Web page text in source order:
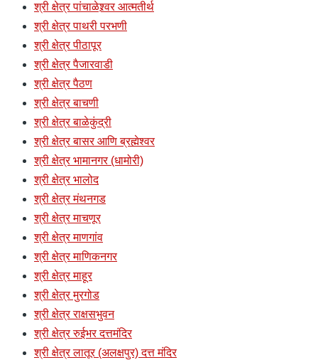
श्री क्षेत्र पांचाळेश्र्वर आत्मतीर्थ
श्री क्षेत्र पाथरी परभणी
श्री क्षेत्र पीठापूर
श्री क्षेत्र पैजारवाडी
श्री क्षेत्र पैठण
श्री क्षेत्र बाचणी
श्री क्षेत्र बाळेकुंद्री
श्री क्षेत्र बासर आणि ब्रह्मेश्वर
श्री क्षेत्र भामानगर (धामोरी)
श्री क्षेत्र भालोद
श्री क्षेत्र मंथनगड
श्री क्षेत्र माचणूर
श्री क्षेत्र माणगांव
श्री क्षेत्र माणिकनगर
श्री क्षेत्र माहूर
श्री क्षेत्र मुरगोड
श्री क्षेत्र राक्षसभुवन
श्री क्षेत्र रुईभर दत्तमंदिर
श्री क्षेत्र लातूर (अलक्षपुर) दत्त मंदिर